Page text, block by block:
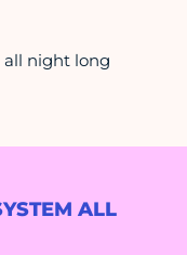
ALL
all night long